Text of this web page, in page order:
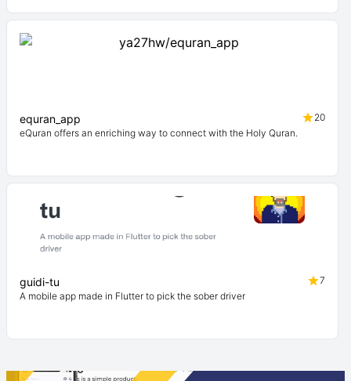
equran_app
20
eQuran offers an enriching way to connect with the Holy Quran.
guidi-tu
7
A mobile app made in Flutter to pick the sober driver